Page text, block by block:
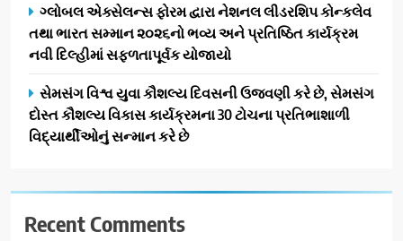
ગ્લોબલ એક્સેલન્સ ફોરમ દ્વારા નેશનલ લીડરશિપ કોન્કલેવ
તથા ભારત સમ્માન ૨૦૨૬નો ભવ્ય અને પ્રતિષ્ઠિત કાર્યક્રમ
નવી દિલ્હીમાં સફળતાપૂર્વક યોજાયો
સેમસંગ વિશ્વ યુવા કૌશલ્ય દિવસની ઉજવણી કરે છે, સેમસંગ
દોસ્ત કૌશલ્ય વિકાસ કાર્યક્રમના 30 ટોચના પ્રતિભાશાળી
વિદ્યાર્થીઓનું સન્માન કરે છે
Recent Comments